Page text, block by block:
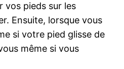
vos pieds sur les
Ensuite, lorsque vous
si votre pied glisse de
même si vous